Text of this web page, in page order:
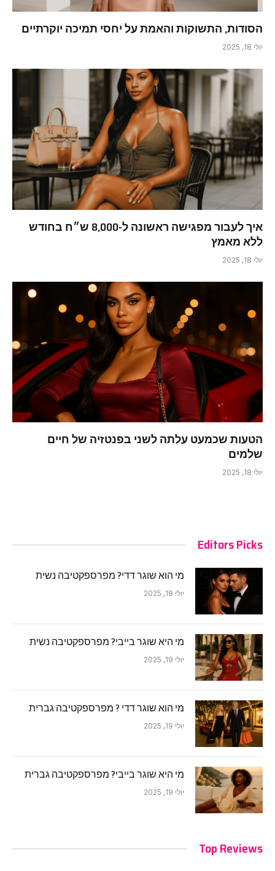
הסודות, התשוקות והאמת על יחסי תמיכה יוקרתיים
יולי 18, 2025
איך לעבור מפגישה ראשונה ל-8,000 ש״ח בחודש
ללא מאמץ
יולי 18, 2025
הטעות שכמעט עלתה לשני בפנטזיה של חיים
שלמים
יולי 18, 2025
Editors Picks
מי הוא שוגר דדי? מפרספקטיבה נשית
יולי 19, 2025
מי היא שוגר בייבי? מפרספקטיבה נשית
יולי 19, 2025
מי הוא שוגר דדי ? מפרספקטיבה גברית
יולי 19, 2025
מי היא שוגר בייבי? מפרספקטיבה גברית
יולי 19, 2025
Top Reviews